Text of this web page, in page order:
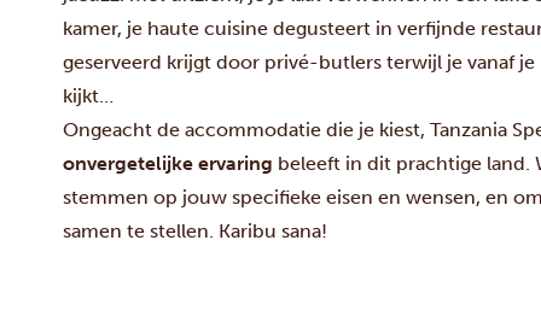
kamer, je haute cuisine degusteert in verfijnde
geserveerd krijgt door privé-butlers terwijl je vanaf
kijkt…
Ongeacht de accommodatie die je kiest, Tanzania
onvergetelijke ervaring beleeft in dit prachtige land.
stemmen op jouw specifieke eisen en wensen, en
samen te stellen. Karibu sana!